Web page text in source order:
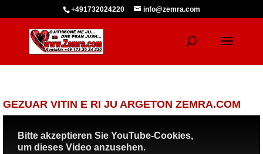
+491732024220 info@zemra.com
GEZUAR VITIN E RI JU ARGETON ZEMRA.COM
Bitte akzeptieren Sie YouTube-Cookies,
um dieses Video anzusehen.